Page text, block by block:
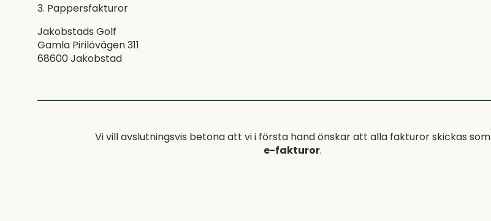
3. Pappersfakturor
Jakobstads Golf
Gamla Pirilövägen 311
68600 Jakobstad
Vi vill avslutningsvis betona att vi i första hand önskar att alla fakturor skickas som
e-fakturor.